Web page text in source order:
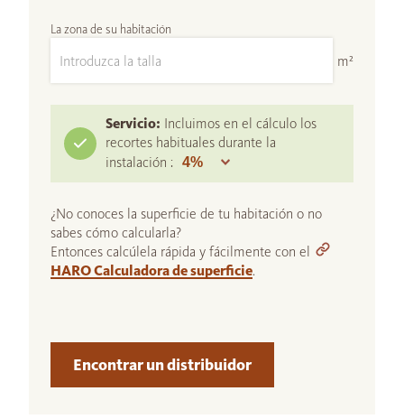
La zona de su habitación
m²
Servicio: Incluimos en el cálculo los
recortes habituales durante la
instalación :
¿No conoces la superficie de tu habitación o no
sabes cómo calcularla?
Entonces calcúlela rápida y fácilmente con el
HARO Calculadora de superficie.
Encontrar un distribuidor